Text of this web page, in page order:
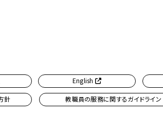
English
針 教職員の服務に関するガイドライン